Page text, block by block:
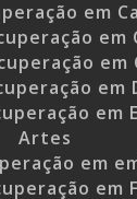
em
em
em
em
em
Artes
em
em